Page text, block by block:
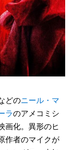
どのニール・マ
ラのアメコミシ
画化。異形のヒ
作者のマイクが